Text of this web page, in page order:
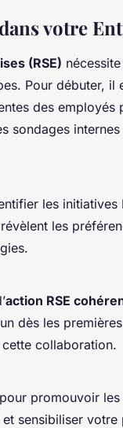
votre
(RSE)
Pour débuter, il
des
sondages
les initiatives
les
action RSE
dès les
collaboration.
promouvoir les
sensibiliser votre